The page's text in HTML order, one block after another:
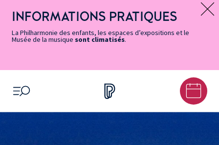
page
Accessibilité
accès
rapides
principal
contenu
principal
page
Message d’information
INFORMATIONS PRATIQUES
La Philharmonie des enfants, les espaces d’expositions et le
Musée de la musique sont climatisés.
OUVRIR LE MENU